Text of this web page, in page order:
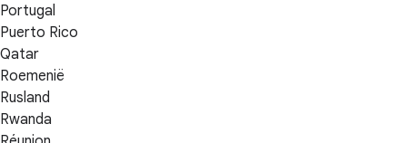
Portugal
Puerto Rico
Qatar
Roemenië
Rusland
Rwanda